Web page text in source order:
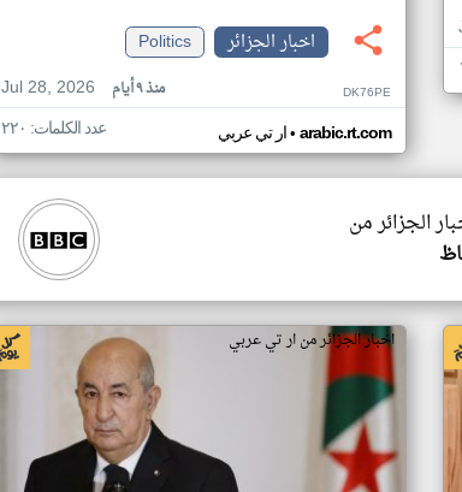
اخبار الجزائر
Politics
Jul 28, 2026
منذ ٩ أيام DK76PE
ار تي عربي• arabic.rt.com عدد الكلمات: ٢٢٠
الجزائر من
اخبار الجزائر من ار تي عربي